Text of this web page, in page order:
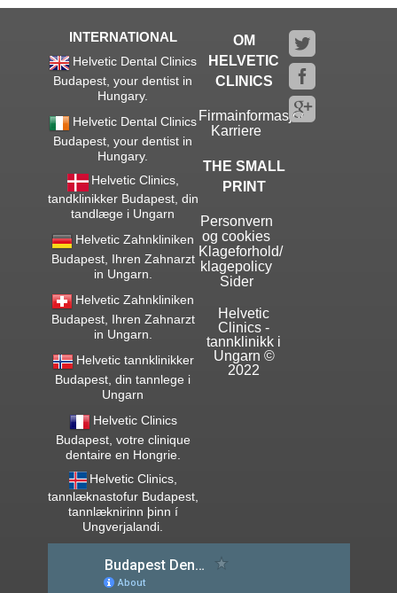
INTERNATIONAL
Helvetic Dental Clinics
Budapest, your dentist in
Hungary.
Helvetic Dental Clinics
Budapest, your dentist in
Hungary.
Helvetic Clinics,
tandklinikker Budapest, din
tandlæge i Ungarn
Helvetic Zahnkliniken
Budapest, Ihren Zahnarzt
in Ungarn.
Helvetic Zahnkliniken
Budapest, Ihren Zahnarzt
in Ungarn.
Helvetic tannklinikker
Budapest, din tannlege i
Ungarn
Helvetic Clinics
Budapest, votre clinique
dentaire en Hongrie.
Helvetic Clinics,
tannlæknastofur Budapest,
tannlæknirinn þinn í
Ungverjalandi.
OM
HELVETIC
CLINICS
Firmainformasjon
Karriere
THE SMALL
PRINT
Personvern
og cookies
Klageforhold/
klagepolicy
Sider
Helvetic
Clinics -
tannklinikk i
Ungarn ©
2022